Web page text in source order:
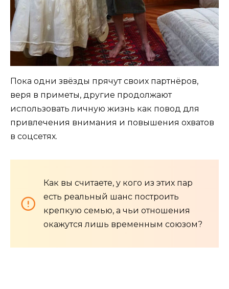
Пока одни звёзды прячут своих партнёров,
веря в приметы, другие продолжают
использовать личную жизнь как повод для
привлечения внимания и повышения охватов
в соцсетях.
Как вы считаете, у кого из этих пар
есть реальный шанс построить
крепкую семью, а чьи отношения
окажутся лишь временным союзом?